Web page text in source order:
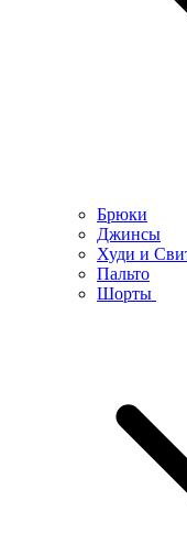
Брюки
Джинсы
Худи и
Пальто
Шорты